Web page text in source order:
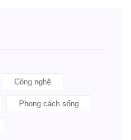
Công nghệ
Phong cách sống